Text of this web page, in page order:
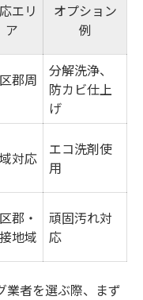
視する対応力
できる業者
ェックする理由
び方の注意点
注意点まとめ
で選ぶべき業者
いを知る
意点とは
エリ
ア
オプション
例
郡周
分解洗浄、
防カビ仕上
げ
対応
エコ洗剤使
用
郡・
地域
頑固汚れ対
応
業者を選ぶ際、まず